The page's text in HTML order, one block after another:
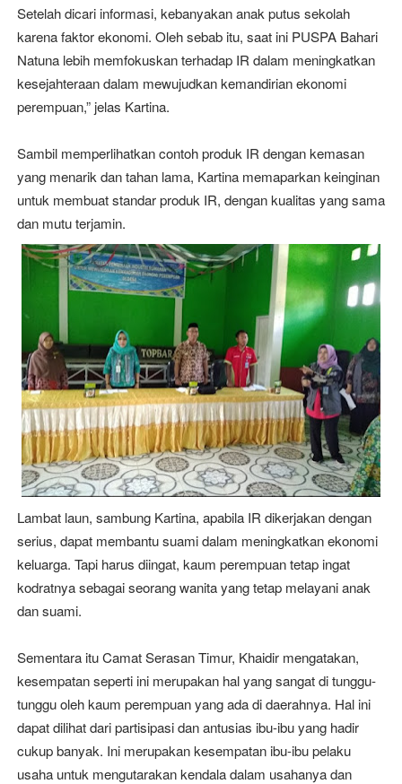
Setelah dicari informasi, kebanyakan anak putus sekolah
karena faktor ekonomi. Oleh sebab itu, saat ini PUSPA Bahari
Natuna lebih memfokuskan terhadap IR dalam meningkatkan
kesejahteraan dalam mewujudkan kemandirian ekonomi
perempuan,” jelas Kartina.
Sambil memperlihatkan contoh produk IR dengan kemasan
yang menarik dan tahan lama, Kartina memaparkan keinginan
untuk membuat standar produk IR, dengan kualitas yang sama
dan mutu terjamin.
Lambat laun, sambung Kartina, apabila IR dikerjakan dengan
serius, dapat membantu suami dalam meningkatkan ekonomi
keluarga. Tapi harus diingat, kaum perempuan tetap ingat
kodratnya sebagai seorang wanita yang tetap melayani anak
dan suami.
Sementara itu Camat Serasan Timur, Khaidir mengatakan,
kesempatan seperti ini merupakan hal yang sangat di tunggu-
tunggu oleh kaum perempuan yang ada di daerahnya. Hal ini
dapat dilihat dari partisipasi dan antusias ibu-ibu yang hadir
cukup banyak. Ini merupakan kesempatan ibu-ibu pelaku
usaha untuk mengutarakan kendala dalam usahanya dan